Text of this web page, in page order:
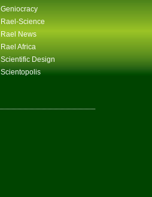
Geniocracy
Rael-Science
Rael News
Rael Africa
Scientific Design
Scientopolis